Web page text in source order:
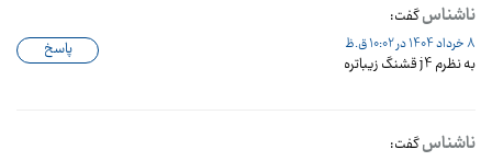
ناشناسگفت:
8 خرداد 1404 در 10:02 ق.ظ
به نظرم j4 قشنگ زیباتره
پاسخ
ناشناسگفت: